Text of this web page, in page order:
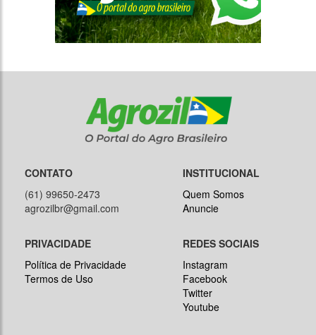
CONTATO
(61) 99650-2473
agrozilbr@gmail.com
INSTITUCIONAL
Quem Somos
Anuncie
PRIVACIDADE
Política de Privacidade
Termos de Uso
REDES SOCIAIS
Instagram
Facebook
Twitter
Youtube